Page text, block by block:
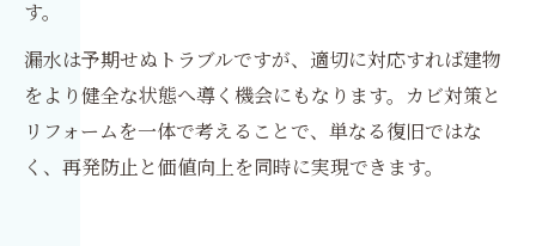
す。
漏水は予期せぬトラブルですが、適切に対応すれば建物
をより健全な状態へ導く機会にもなります。カビ対策と
リフォームを一体で考えることで、単なる復旧ではな
く、再発防止と価値向上を同時に実現できます。